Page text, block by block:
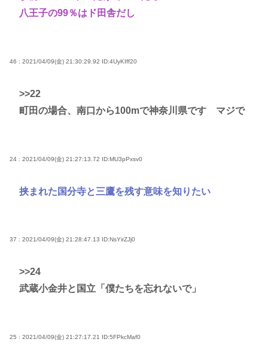
八王子の99％はド田舎だし
46 : 2021/04/09(金) 21:30:29.92 ID:4UyKIff20
>>22
町田の場合、南口から100mで神奈川県です マジで
24 : 2021/04/09(金) 21:27:13.72 ID:MU3pPxsv0
挟まれた国分寺と三鷹を残す意味を知りたい
37 : 2021/04/09(金) 21:28:47.13 ID:NsYirZJj0
>>24
武蔵小金井と国立「僕たちを忘れないで」
25 : 2021/04/09(金) 21:27:17.21 ID:5FPkcMaf0